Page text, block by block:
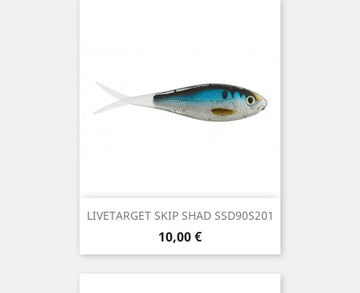
LIVETARGET SKIP SHAD SSD90S201
Precio
10,00 €